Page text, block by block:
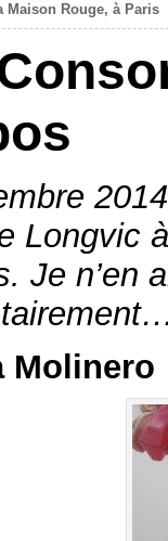
Maison Rouge, à Paris
Longvic
Je n’en
Molinero